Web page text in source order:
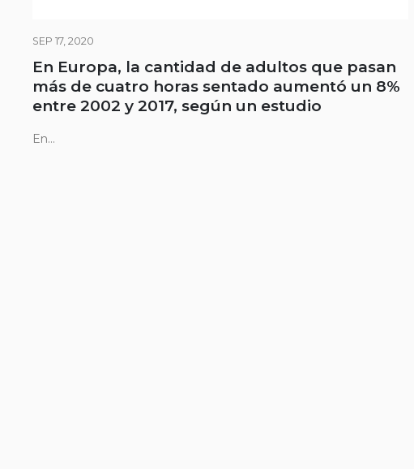
SEP 17, 2020
En Europa, la cantidad de adultos que pasan
más de cuatro horas sentado aumentó un 8%
entre 2002 y 2017, según un estudio
En...